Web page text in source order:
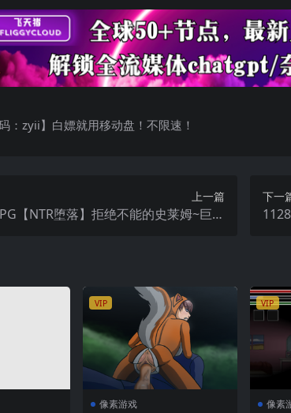
码：zyii】白嫖就用移动盘！不限速！
上一篇
【NTR堕落】拒绝不能的史莱姆~巨乳
下一
VIP
像素游戏
VIP
像素